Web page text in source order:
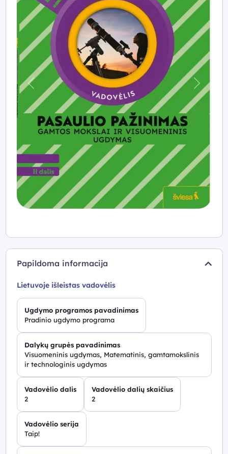
mokykloje, bet ir už jos ribų;
laboratorija „Taip!“, skatinanti praktinę veiklą;
užduočių įvairovė, mokymosi strategijos, metodinės
rekomendacijos;
sąsajų su serijos „Taip!“ lietuvių kalbos ir
matematikos vadovėlių komplektais temomis,
metodikos, bendrųjų gebėjimų, vertybinių nuostatų
požiūriu; papildomas skaitmeninis turinys, kurio
reikia atliekant vadovėlyje pateiktas užduotis arba
susipažįstant su papildoma informacija.
Praeitas Kitas
Papildoma informacija
Lietuvoje išleistas vadovėlis
Ugdymo programos pavadinimas
Pradinio ugdymo programa
Dalykų grupės pavadinimas
Visuomeninis ugdymas, Matematinis, gamtamokslinis
ir technologinis ugdymas
Vadovėlio dalis
2
Vadovėlio dalių skaičius
2
Vadovėlio serija
Taip!